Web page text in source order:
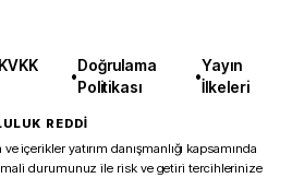
•
Doğrulama
Politikası
•
Yayın
İlkeleri
REDDİ
içerikler yatırım danışmanlığı kapsamında
mali durumunuz ile risk ve getiri tercihlerinize